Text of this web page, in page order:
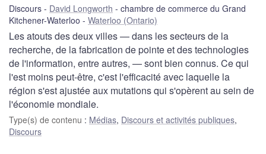
Discours David Longworth
chambre de commerce du Grand
Kitchener-Waterloo
Waterloo (Ontario)
Les atouts des deux villes — dans les secteurs de la
recherche, de la fabrication de pointe et des technologies
de l'information, entre autres, — sont bien connus. Ce qui
l'est moins peut-être, c'est l'efficacité avec laquelle la
région s'est ajustée aux mutations qui s'opèrent au sein de
l'économie mondiale.
Type(s) de contenu : Médias, Discours et activités publiques,
Discours